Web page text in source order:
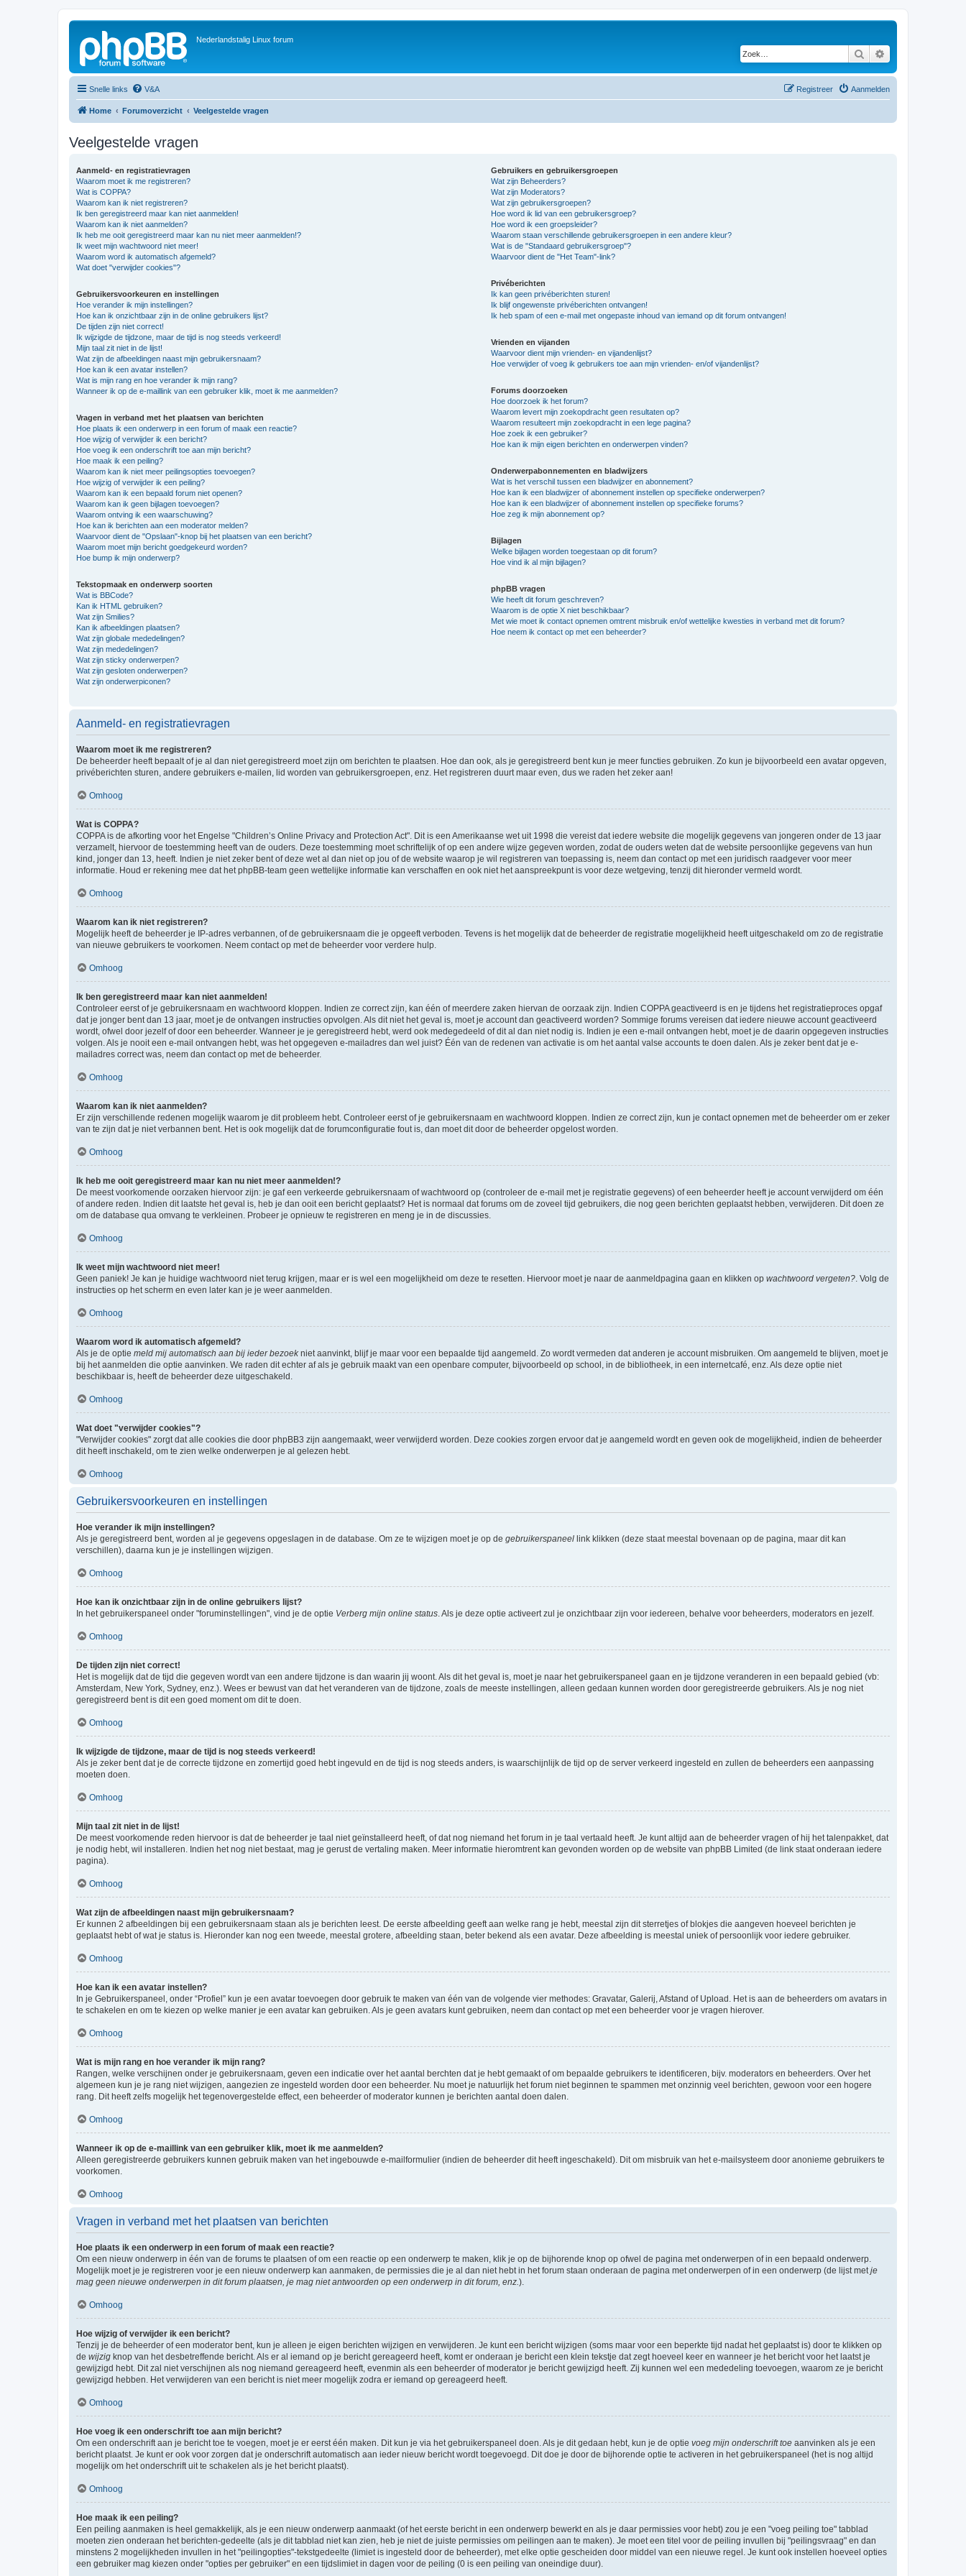
Nederlandstalig Linux forum
Zoek
Snelle links V&A Aanmelden
Registreer
Home Forumoverzicht Veelgestelde vragen
Veelgestelde vragen
Aanmeld- en registratievragen
Waarom moet ik me registreren?
Wat is COPPA?
Waarom kan ik niet registreren?
Ik ben geregistreerd maar kan niet aanmelden!
Waarom kan ik niet aanmelden?
Ik heb me ooit geregistreerd maar kan nu niet meer aanmelden!?
Ik weet mijn wachtwoord niet meer!
Waarom word ik automatisch afgemeld?
Wat doet "verwijder cookies"?
Gebruikersvoorkeuren en instellingen
Hoe verander ik mijn instellingen?
Hoe kan ik onzichtbaar zijn in de online gebruikers lijst?
De tijden zijn niet correct!
Ik wijzigde de tijdzone, maar de tijd is nog steeds verkeerd!
Mijn taal zit niet in de lijst!
Wat zijn de afbeeldingen naast mijn gebruikersnaam?
Hoe kan ik een avatar instellen?
Wat is mijn rang en hoe verander ik mijn rang?
Wanneer ik op de e-maillink van een gebruiker klik, moet ik me aanmelden?
Vragen in verband met het plaatsen van berichten
Hoe plaats ik een onderwerp in een forum of maak een reactie?
Hoe wijzig of verwijder ik een bericht?
Hoe voeg ik een onderschrift toe aan mijn bericht?
Hoe maak ik een peiling?
Waarom kan ik niet meer peilingsopties toevoegen?
Hoe wijzig of verwijder ik een peiling?
Waarom kan ik een bepaald forum niet openen?
Waarom kan ik geen bijlagen toevoegen?
Waarom ontving ik een waarschuwing?
Hoe kan ik berichten aan een moderator melden?
Waarvoor dient de "Opslaan"-knop bij het plaatsen van een bericht?
Waarom moet mijn bericht goedgekeurd worden?
Hoe bump ik mijn onderwerp?
Tekstopmaak en onderwerp soorten
Wat is BBCode?
Kan ik HTML gebruiken?
Wat zijn Smilies?
Kan ik afbeeldingen plaatsen?
Wat zijn globale mededelingen?
Wat zijn mededelingen?
Wat zijn sticky onderwerpen?
Wat zijn gesloten onderwerpen?
Wat zijn onderwerpiconen?
Gebruikers en gebruikersgroepen
Wat zijn Beheerders?
Wat zijn Moderators?
Wat zijn gebruikersgroepen?
Hoe word ik lid van een gebruikersgroep?
Hoe word ik een groepsleider?
Waarom staan verschillende gebruikersgroepen in een andere kleur?
Wat is de "Standaard gebruikersgroep"?
Waarvoor dient de "Het Team"-link?
Privéberichten
Ik kan geen privéberichten sturen!
Ik blijf ongewenste privéberichten ontvangen!
Ik heb spam of een e-mail met ongepaste inhoud van iemand op dit forum ontvangen!
Vrienden en vijanden
Waarvoor dient mijn vrienden- en vijandenlijst?
Hoe verwijder of voeg ik gebruikers toe aan mijn vrienden- en/of vijandenlijst?
Forums doorzoeken
Hoe doorzoek ik het forum?
Waarom levert mijn zoekopdracht geen resultaten op?
Waarom resulteert mijn zoekopdracht in een lege pagina?
Hoe zoek ik een gebruiker?
Hoe kan ik mijn eigen berichten en onderwerpen vinden?
Onderwerpabonnementen en bladwijzers
Wat is het verschil tussen een bladwijzer en abonnement?
Hoe kan ik een bladwijzer of abonnement instellen op specifieke onderwerpen?
Hoe kan ik een bladwijzer of abonnement instellen op specifieke forums?
Hoe zeg ik mijn abonnement op?
Bijlagen
Welke bijlagen worden toegestaan op dit forum?
Hoe vind ik al mijn bijlagen?
phpBB vragen
Wie heeft dit forum geschreven?
Waarom is de optie X niet beschikbaar?
Met wie moet ik contact opnemen omtrent misbruik en/of wettelijke kwesties in verband met dit forum?
Hoe neem ik contact op met een beheerder?
Aanmeld- en registratievragen
Waarom moet ik me registreren?
De beheerder heeft bepaalt of je al dan niet geregistreerd moet zijn om berichten te plaatsen. Hoe dan ook, als je geregistreerd bent kun je meer functies gebruiken. Zo kun je bijvoorbeeld een avatar opgeven,
privéberichten sturen, andere gebruikers e-mailen, lid worden van gebruikersgroepen, enz. Het registreren duurt maar even, dus we raden het zeker aan!
Omhoog
Wat is COPPA?
COPPA is de afkorting voor het Engelse "Children’s Online Privacy and Protection Act". Dit is een Amerikaanse wet uit 1998 die vereist dat iedere website die mogelijk gegevens van jongeren onder de 13 jaar
verzamelt, hiervoor de toestemming heeft van de ouders. Deze toestemming moet schriftelijk of op een andere wijze gegeven worden, zodat de ouders weten dat de website persoonlijke gegevens van hun
kind, jonger dan 13, heeft. Indien je niet zeker bent of deze wet al dan niet op jou of de website waarop je wil registreren van toepassing is, neem dan contact op met een juridisch raadgever voor meer
informatie. Houd er rekening mee dat het phpBB-team geen wettelijke informatie kan verschaffen en ook niet het aanspreekpunt is voor deze wetgeving, tenzij dit hieronder vermeld wordt.
Omhoog
Waarom kan ik niet registreren?
Mogelijk heeft de beheerder je IP-adres verbannen, of de gebruikersnaam die je opgeeft verboden. Tevens is het mogelijk dat de beheerder de registratie mogelijkheid heeft uitgeschakeld om zo de registratie
van nieuwe gebruikers te voorkomen. Neem contact op met de beheerder voor verdere hulp.
Omhoog
Ik ben geregistreerd maar kan niet aanmelden!
Controleer eerst of je gebruikersnaam en wachtwoord kloppen. Indien ze correct zijn, kan één of meerdere zaken hiervan de oorzaak zijn. Indien COPPA geactiveerd is en je tijdens het registratieproces opgaf
dat je jonger bent dan 13 jaar, moet je de ontvangen instructies opvolgen. Als dit niet het geval is, moet je account dan geactiveerd worden? Sommige forums vereisen dat iedere nieuwe account geactiveerd
wordt, ofwel door jezelf of door een beheerder. Wanneer je je geregistreerd hebt, werd ook medegedeeld of dit al dan niet nodig is. Indien je een e-mail ontvangen hebt, moet je de daarin opgegeven instructies
volgen. Als je nooit een e-mail ontvangen hebt, was het opgegeven e-mailadres dan wel juist? Één van de redenen van activatie is om het aantal valse accounts te doen dalen. Als je zeker bent dat je e-
mailadres correct was, neem dan contact op met de beheerder.
Omhoog
Waarom kan ik niet aanmelden?
Er zijn verschillende redenen mogelijk waarom je dit probleem hebt. Controleer eerst of je gebruikersnaam en wachtwoord kloppen. Indien ze correct zijn, kun je contact opnemen met de beheerder om er zeker
van te zijn dat je niet verbannen bent. Het is ook mogelijk dat de forumconfiguratie fout is, dan moet dit door de beheerder opgelost worden.
Omhoog
Ik heb me ooit geregistreerd maar kan nu niet meer aanmelden!?
De meest voorkomende oorzaken hiervoor zijn: je gaf een verkeerde gebruikersnaam of wachtwoord op (controleer de e-mail met je registratie gegevens) of een beheerder heeft je account verwijderd om één
of andere reden. Indien dit laatste het geval is, heb je dan ooit een bericht geplaatst? Het is normaal dat forums om de zoveel tijd gebruikers, die nog geen berichten geplaatst hebben, verwijderen. Dit doen ze
om de database qua omvang te verkleinen. Probeer je opnieuw te registreren en meng je in de discussies.
Omhoog
Ik weet mijn wachtwoord niet meer!
Geen paniek! Je kan je huidige wachtwoord niet terug krijgen, maar er is wel een mogelijkheid om deze te resetten. Hiervoor moet je naar de aanmeldpagina gaan en klikken op wachtwoord vergeten?. Volg de
instructies op het scherm en even later kan je je weer aanmelden.
Omhoog
Waarom word ik automatisch afgemeld?
Als je de optie meld mij automatisch aan bij ieder bezoekniet aanvinkt, blijf je maar voor een bepaalde tijd aangemeld. Zo wordt vermeden dat anderen je account misbruiken. Om aangemeld te blijven, moet je
bij het aanmelden die optie aanvinken. We raden dit echter af als je gebruik maakt van een openbare computer, bijvoorbeeld op school, in de bibliotheek, in een internetcafé, enz. Als deze optie niet
beschikbaar is, heeft de beheerder deze uitgeschakeld.
Omhoog
Wat doet "verwijder cookies"?
"Verwijder cookies" zorgt dat alle cookies die door phpBB3 zijn aangemaakt, weer verwijderd worden. Deze cookies zorgen ervoor dat je aangemeld wordt en geven ook de mogelijkheid, indien de beheerder
dit heeft inschakeld, om te zien welke onderwerpen je al gelezen hebt.
Omhoog
Gebruikersvoorkeuren en instellingen
Hoe verander ik mijn instellingen?
Als je geregistreerd bent, worden al je gegevens opgeslagen in de database. Om ze te wijzigen moet je op de gebruikerspaneel link klikken (deze staat meestal bovenaan op de pagina, maar dit kan
verschillen), daarna kun je je instellingen wijzigen.
Omhoog
Hoe kan ik onzichtbaar zijn in de online gebruikers lijst?
In het gebruikerspaneel onder "foruminstellingen", vind je de optie Verberg mijn online status. Als je deze optie activeert zul je onzichtbaar zijn voor iedereen, behalve voor beheerders, moderators en jezelf.
Omhoog
De tijden zijn niet correct!
Het is mogelijk dat de tijd die gegeven wordt van een andere tijdzone is dan waarin jij woont. Als dit het geval is, moet je naar het gebruikerspaneel gaan en je tijdzone veranderen in een bepaald gebied (vb:
Amsterdam, New York, Sydney, enz.). Wees er bewust van dat het veranderen van de tijdzone, zoals de meeste instellingen, alleen gedaan kunnen worden door geregistreerde gebruikers. Als je nog niet
geregistreerd bent is dit een goed moment om dit te doen.
Omhoog
Ik wijzigde de tijdzone, maar de tijd is nog steeds verkeerd!
Als je zeker bent dat je de correcte tijdzone en zomertijd goed hebt ingevuld en de tijd is nog steeds anders, is waarschijnlijk de tijd op de server verkeerd ingesteld en zullen de beheerders een aanpassing
moeten doen.
Omhoog
Mijn taal zit niet in de lijst!
De meest voorkomende reden hiervoor is dat de beheerder je taal niet geïnstalleerd heeft, of dat nog niemand het forum in je taal vertaald heeft. Je kunt altijd aan de beheerder vragen of hij het talenpakket, dat
je nodig hebt, wil installeren. Indien het nog niet bestaat, mag je gerust de vertaling maken. Meer informatie hieromtrent kan gevonden worden op de website van phpBB Limited (de link staat onderaan iedere
pagina).
Omhoog
Wat zijn de afbeeldingen naast mijn gebruikersnaam?
Er kunnen 2 afbeeldingen bij een gebruikersnaam staan als je berichten leest. De eerste afbeelding geeft aan welke rang je hebt, meestal zijn dit sterretjes of blokjes die aangeven hoeveel berichten je
geplaatst hebt of wat je status is. Hieronder kan nog een tweede, meestal grotere, afbeelding staan, beter bekend als een avatar. Deze afbeelding is meestal uniek of persoonlijk voor iedere gebruiker.
Omhoog
Hoe kan ik een avatar instellen?
In je Gebruikerspaneel, onder “Profiel” kun je een avatar toevoegen door gebruik te maken van één van de volgende vier methodes: Gravatar, Galerij, Afstand of Upload. Het is aan de beheerders om avatars in
te schakelen en om te kiezen op welke manier je een avatar kan gebruiken. Als je geen avatars kunt gebruiken, neem dan contact op met een beheerder voor je vragen hierover.
Omhoog
Wat is mijn rang en hoe verander ik mijn rang?
Rangen, welke verschijnen onder je gebruikersnaam, geven een indicatie over het aantal berchten dat je hebt gemaakt of om bepaalde gebruikers te identificeren, bijv. moderators en beheerders. Over het
algemeen kun je je rang niet wijzigen, aangezien ze ingesteld worden door een beheerder. Nu moet je natuurlijk het forum niet beginnen te spammen met onzinnig veel berichten, gewoon voor een hogere
rang. Dit heeft zelfs mogelijk het tegenovergestelde effect, een beheerder of moderator kunnen je berichten aantal doen dalen.
Omhoog
Wanneer ik op de e-maillink van een gebruiker klik, moet ik me aanmelden?
Alleen geregistreerde gebruikers kunnen gebruik maken van het ingebouwde e-mailformulier (indien de beheerder dit heeft ingeschakeld). Dit om misbruik van het e-mailsysteem door anonieme gebruikers te
voorkomen.
Omhoog
Vragen in verband met het plaatsen van berichten
Hoe plaats ik een onderwerp in een forum of maak een reactie?
Om een nieuw onderwerp in één van de forums te plaatsen of om een reactie op een onderwerp te maken, klik je op de bijhorende knop op ofwel de pagina met onderwerpen of in een bepaald onderwerp.
Mogelijk moet je je registreren voor je een nieuw onderwerp kan aanmaken, de permissies die je al dan niet hebt in het forum staan onderaan de pagina met onderwerpen of in een onderwerp (de lijst metje
mag geen nieuwe onderwerpen in dit forum plaatsen, je mag niet antwoorden op een onderwerp in dit forum, enz.).
Omhoog
Hoe wijzig of verwijder ik een bericht?
Tenzij je de beheerder of een moderator bent, kun je alleen je eigen berichten wijzigen en verwijderen. Je kunt een bericht wijzigen (soms maar voor een beperkte tijd nadat het geplaatst is) door te klikken op
de wijzig knop van het desbetreffende bericht. Als er al iemand op je bericht gereageerd heeft, komt er onderaan je bericht een klein tekstje dat zegt hoeveel keer en wanneer je het bericht voor het laatst je
gewijzigd hebt. Dit zal niet verschijnen als nog niemand gereageerd heeft, evenmin als een beheerder of moderator je bericht gewijzigd heeft. Zij kunnen wel een mededeling toevoegen, waarom ze je bericht
gewijzigd hebben. Het verwijderen van een bericht is niet meer mogelijk zodra er iemand op gereageerd heeft.
Omhoog
Hoe voeg ik een onderschrift toe aan mijn bericht?
Om een onderschrift aan je bericht toe te voegen, moet je er eerst één maken. Dit kun je via het gebruikerspaneel doen. Als je dit gedaan hebt, kun je de optie voeg mijn onderschrift toe aanvinken als je een
bericht plaatst. Je kunt er ook voor zorgen dat je onderschrift automatisch aan ieder nieuw bericht wordt toegevoegd. Dit doe je door de bijhorende optie te activeren in het gebruikerspaneel (het is nog altijd
mogelijk om het onderschrift uit te schakelen als je het bericht plaatst).
Omhoog
Hoe maak ik een peiling?
Een peiling aanmaken is heel gemakkelijk, als je een nieuw onderwerp aanmaakt (of het eerste bericht in een onderwerp bewerkt en als je daar permissies voor hebt) zou je een "voeg peiling toe" tabblad
moeten zien onderaan het berichten-gedeelte (als je dit tabblad niet kan zien, heb je niet de juiste permissies om peilingen aan te maken). Je moet een titel voor de peiling invullen bij "peilingsvraag" en dan
minstens 2 mogelijkheden invullen in het "peilingopties"-tekstgedeelte (limiet is ingesteld door de beheerder), met elke optie gescheiden door middel van een nieuwe regel. Je kunt ook instellen hoeveel opties
een gebruiker mag kiezen onder "opties per gebruiker" en een tijdslimiet in dagen voor de peiling (0 is een peiling van oneindige duur).